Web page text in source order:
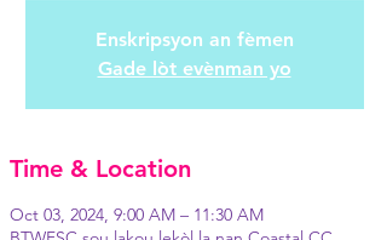
Enskripsyon an fèmen
Gade lòt evènman yo
Time & Location
Oct 03, 2024, 9:00 AM – 11:30 AM